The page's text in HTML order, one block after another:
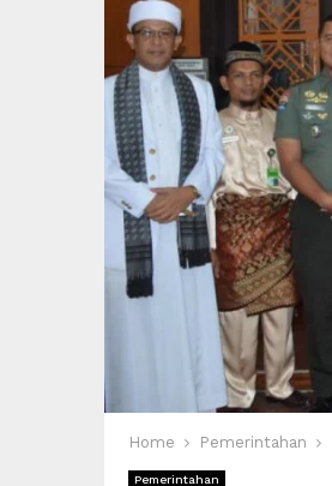
Home Pemerintahan
Pemerintahan